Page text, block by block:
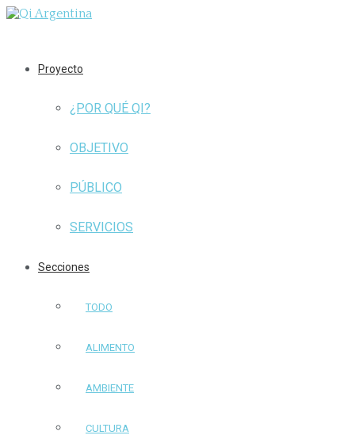
Proyecto
¿POR QUÉ QI?
OBJETIVO
PÚBLICO
SERVICIOS
Secciones
TODO
ALIMENTO
AMBIENTE
CULTURA